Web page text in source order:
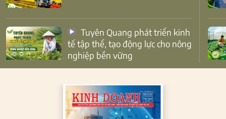
tế tập thể, tạo động lực cho nông
nghiệp bền vững